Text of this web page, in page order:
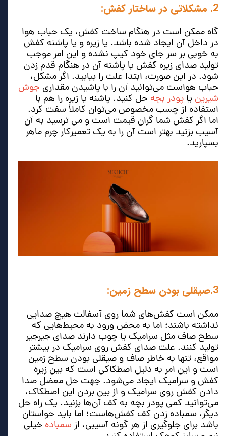
2. مشکلاتی در ساختار کفش:
گاه ممکن است در هنگام ساخت کفش، یک حباب هوا
در داخل آن ایجاد شده باشد. یا زیره و یا پاشنه کفش
به خوبی بر سر جای خود کیپ نشده و این امر موجب
تولید صدای زیره کفش یا پاشنه آن در هنگام قدم زدن
شود. در این صورت، ابتدا علت را بیابید. اگر مشکل،
حباب هواست می‌توانید آن را با پاشیدن مقداری جوش
شیرین یا پودر بچه حل کنید. پاشنه یا زیره را هم با
استفاده از چسب مخصوص می‌توان کاملاً سفت کرد.
اما اگر کفش شما گران قیمت است و می‌ ترسید به آن
آسیب بزنید بهتر است آن را به یک تعمیرکار چرم ماهر
بسپارید.
3.صیقلی بودن سطح زمین:
ممکن است کفش‌های شما روی آسفالت هیچ صدایی
نداشته باشند؛ اما به محض ورود به محیط‌هایی که
سطح صاف مثل سرامیک یا چوب دارند صدای جیرجیر
تولید کنند. علت صدای کفش روی سرامیک در بیشتر
مواقع، تنها به خاطر صاف و صیقلی بودن سطح زمین
است و این امر به دلیل اصطکاکی است که بین زیره
کفش و سرامیک ایجاد می‌شود. جهت حل معضل صدا
دادن کفش روی سرامیک و از بین بردن این اصطکاک،
می‌توانید کمی پودر بچه به کف آن‌ها بزنید. یک راه حل
دیگر، سمباده زدن کف کفش‌هاست؛ اما باید حواستان
باشد برای جلوگیری از هر گونه آسیبی، از سمباده خیلی